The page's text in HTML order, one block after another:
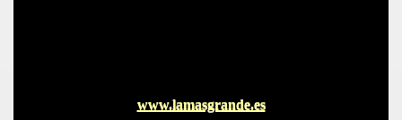
www.lamasgrande.es